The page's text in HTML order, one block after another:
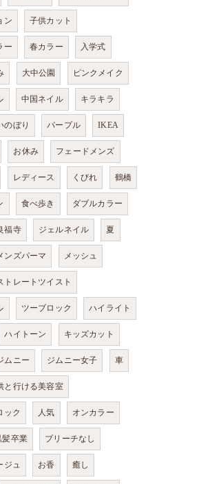
ン 子供カット
ー 春カラー 入学式
大中公園 ピンクメイク
中国ネイル キラキラ
のぼり パープル IKEA
お休み フェードメンズ
レディース くびれ 鶴橋
食べ歩き ダブルカラー
福寺 ジェルネイル 夏
ンズパーマ メッシュ
トレートツイスト
ツーブロック ハイライト
ハイトーン キッズカット
ムニー ジムニー女子 車
と行ける美容室
ック 人気 オンカラー
髪卒業 ブリーチなし
ジュ お香 癒し